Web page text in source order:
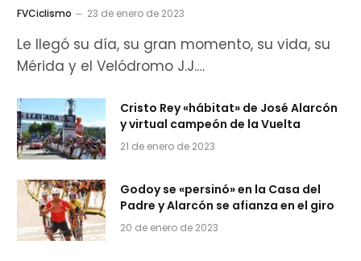
FVCiclismo 23 de enero de 2023
Le llegó su día, su gran momento, su vida, su
Mérida y el Velódromo J.J.…
Cristo Rey «hábitat» de José Alarcón
y virtual campeón de la Vuelta
21 de enero de 2023
Godoy se «persinó» en la Casa del
Padre y Alarcón se afianza en el giro
20 de enero de 2023